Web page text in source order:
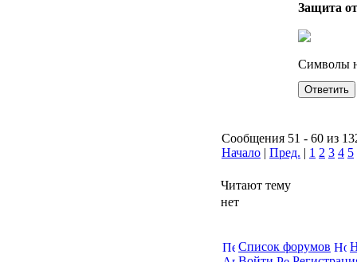
Защита
Символы
Сообщения 51 - 60 из
Начало | Пред. | 1 2 3 4 5
Читают тему
нет
Список форумов